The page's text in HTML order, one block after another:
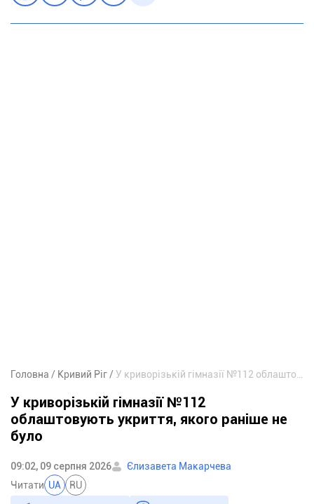
Головна Кривий Ріг
У криворізькій гімназії №112
облаштовують укриття, якого раніше не
було
09:02, 09 серпня 2026
Єлизавета Макарчева
Читати UA RU